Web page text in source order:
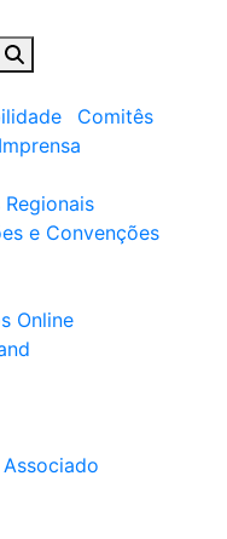
Comitês
Imprensa
e Convenções
Online